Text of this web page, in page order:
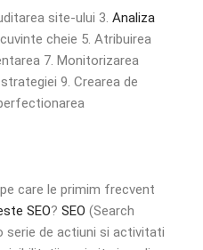
site-ului 3. Analiza
cheie 5. Atribuirea
7. Monitorizarea
9. Crearea de
pe care le primim frecvent
SEO? SEO (Search
serie de actiuni si activitati